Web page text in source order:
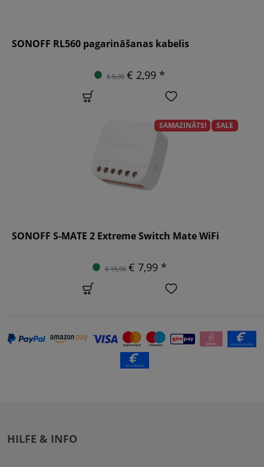
SONOFF RL560 pagarināšanas kabelis
€ 5,99 € 2,99 *
SAMAZINĀTS! SALE
SONOFF S-MATE 2 Extreme Switch Mate WiFi
€ 15,90 € 7,99 *
HILFE & INFO